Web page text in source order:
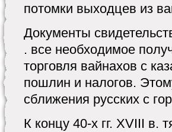
потомки выходцев из
Документы
. все необходимое
торговля вайнахов с
пошлин и налогов.
сближения русских с
К концу 40-х гг. XVIII в.